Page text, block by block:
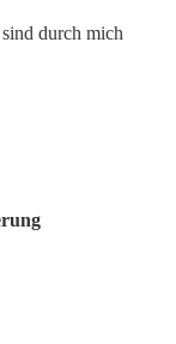
durch mich